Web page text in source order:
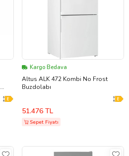
Kargo Bedava
Altus ALK 472 Kombi No Frost
Buzdolabı
51.476 TL
Sepet Fiyatı